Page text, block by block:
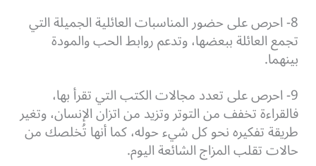
8- احرص على حضور المناسبات العائلية الجميلة التي
تجمع العائلة ببعضها، وتدعم روابط الحب والمودة
بينهما.
9- احرص على تعدد مجالات الكتب التي تقرأ بها،
فالقراءة تخفف من التوتر وتزيد من اتزان الإنسان، وتغير
طريقة تفكيره نحو كل شيء حوله، كما أنها تُخلصك من
حالات تقلب المزاج الشائعة اليوم.